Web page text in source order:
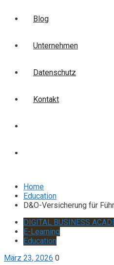
Blog
Unternehmen
Datenschutz
Kontakt
Home
Education
D&O-Versicherung für
DIGITAL BUSINESS
E-Learning
Education
März 23, 2026 0